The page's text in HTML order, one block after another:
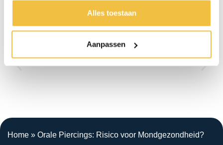
Alles toestaan
Aanpassen
Home » Orale Piercings: Risico voor Mondgezondheid?